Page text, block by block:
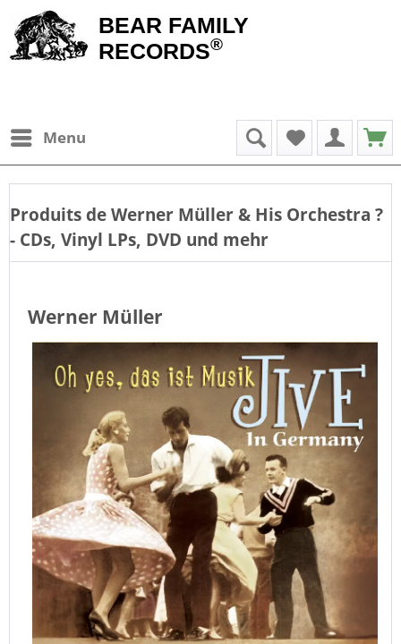
BEAR FAMILY
RECORDS®
Menu
Produits deWerner Müller & His Orchestra ?
- CDs, Vinyl LPs, DVD und mehr
Werner Müller